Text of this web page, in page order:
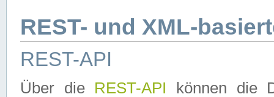
REST- und XML-
REST-API
Über die REST-API können die